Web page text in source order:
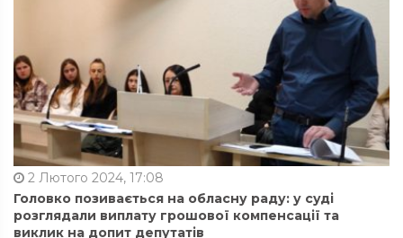
2 Лютого 2024, 17:08
Головко позивається на обласну раду: у суді
розглядали виплату грошової компенсації та
виклик на допит депутатів